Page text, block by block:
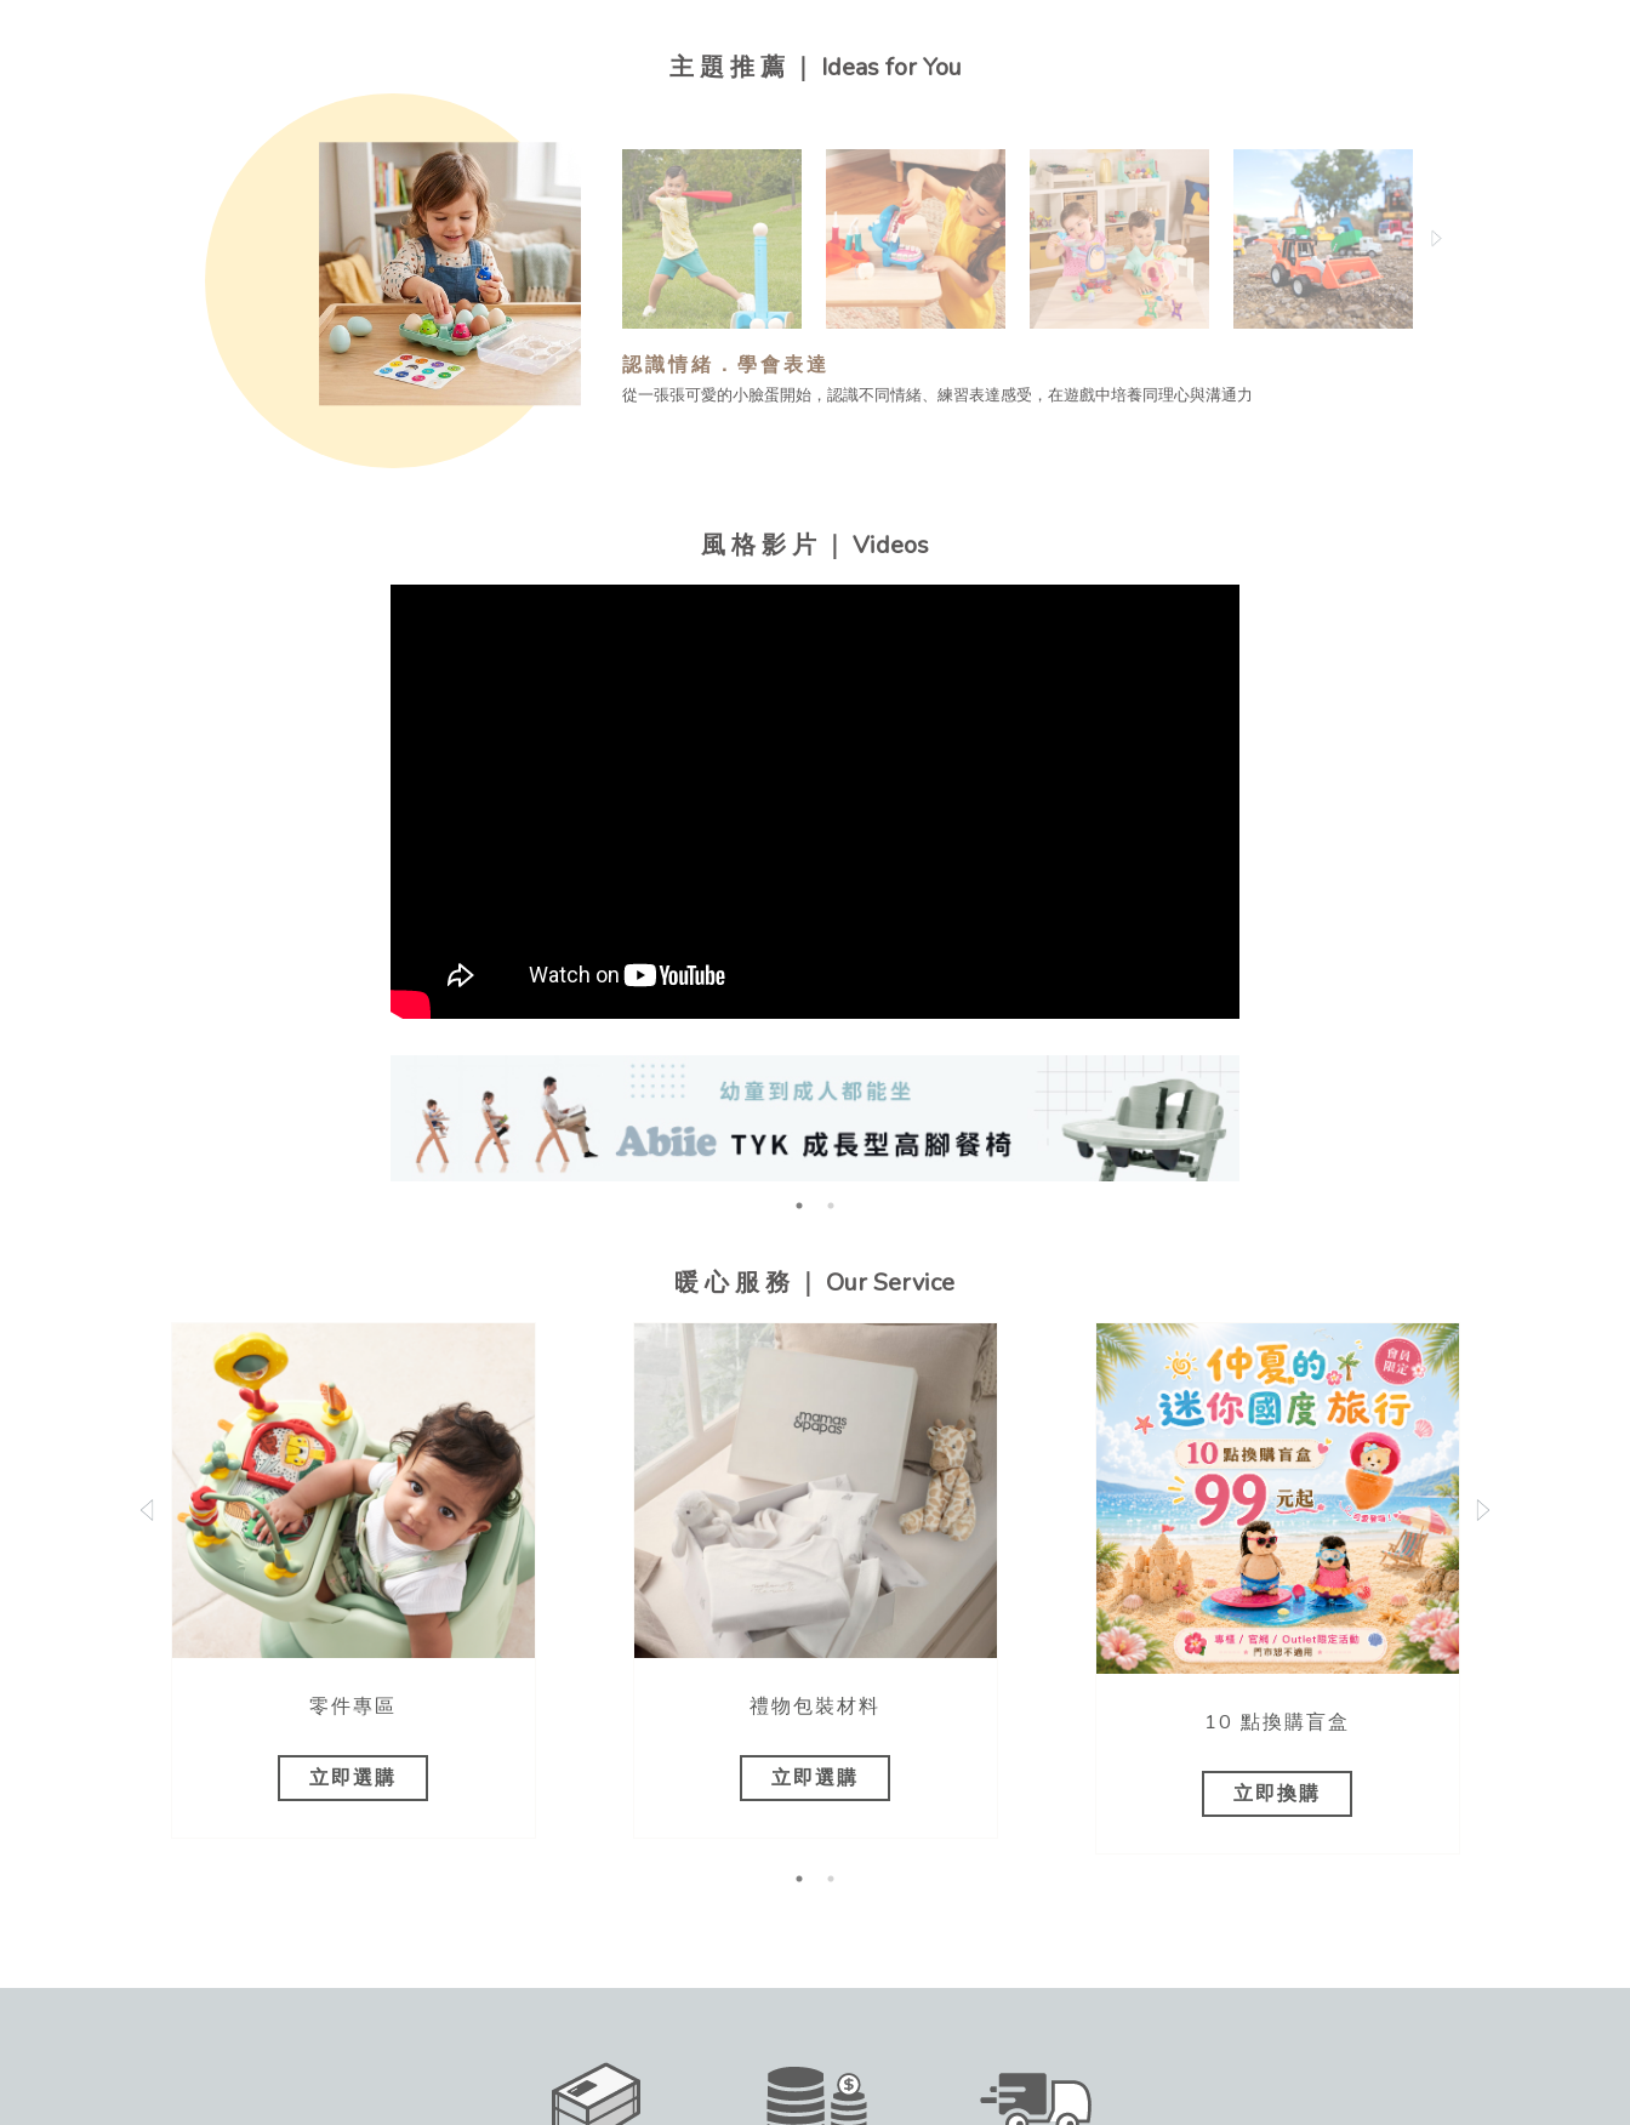
主 題 推 薦 ｜ Ideas for You
認識情緒．學會表達
從一張張可愛的小臉蛋開始，認識不同情緒、練習表達感受，在遊戲中培養同理心與溝通力
風 格 影 片 ｜ Videos
暖 心 服 務 ｜ Our Service
零件專區
立即選購
禮物包裝材料
立即選購
10 點換購盲盒
立即換購